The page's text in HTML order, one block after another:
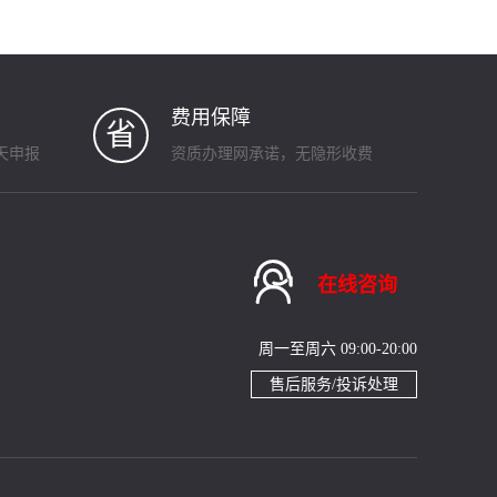
申报
省 费用保障
资质办理网承诺，无隐形收费
 在线咨询
周一至周六 09:00-20:00
售后服务/投诉处理